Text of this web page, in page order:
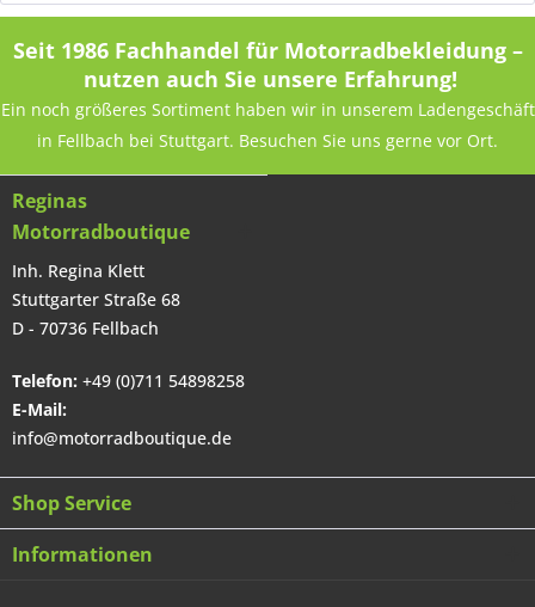
Seit 1986 Fachhandel für Motorradbekleidung –
nutzen auch Sie unsere Erfahrung!
Ein noch größeres Sortiment haben wir in unserem Ladengeschäft
in Fellbach bei Stuttgart. Besuchen Sie uns gerne vor Ort.
Reginas
Motorradboutique
Inh. Regina Klett
Stuttgarter Straße 68
D - 70736 Fellbach
Telefon: +49 (0)711 54898258
E-Mail:
info@motorradboutique.de
Shop Service
Informationen